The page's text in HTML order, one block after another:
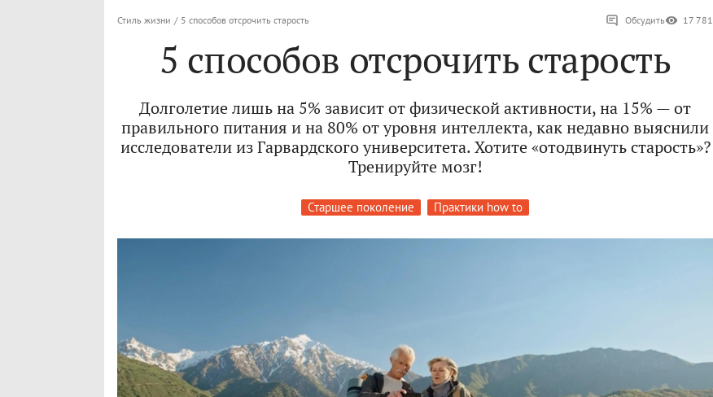
Стиль жизни / 5 способов отсрочить старость Обсудить 17 781
5 способов отсрочить старость
Долголетие лишь на 5% зависит от физической активности, на 15% — от
правильного питания и на 80% от уровня интеллекта, как недавно выяснили
исследователи из Гарвардского университета. Хотите «отодвинуть старость»?
Тренируйте мозг!
Старшее поколение Практики how to